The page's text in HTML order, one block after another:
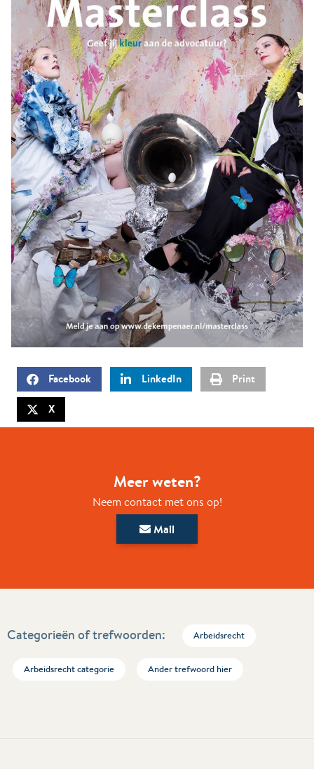
Facebook LinkedIn Print
X
Meer weten?
Neem contact met ons op!
Mail
Categorieën of trefwoorden: Arbeidsrecht
Arbeidsrecht categorie Ander trefwoord hier